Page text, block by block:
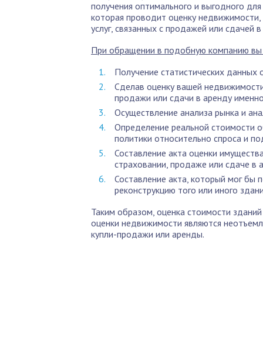
получения оптимального и выгодного
которая проводит оценку
услуг, связанных с продажей или сдачей
При обращении в подобную компанию вы
Получение статистических данных
Сделав оценку вашей
продажи или сдачи в аренду
Осуществление анализа рынка и
Определение реальной стоимости
политики относительно спроса и
Составление акта оценки
страховании, продаже или сдаче в
Составление акта, который мог бы
реконструкцию того или иного
Таким образом, оценка стоимости
оценки недвижимости являются
купли-продажи или аренды.